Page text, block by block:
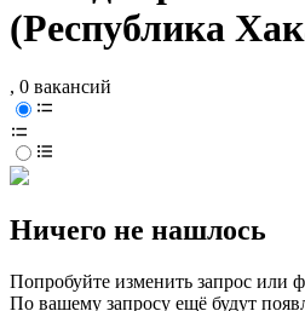
(Республика
, 0 вакансий
Ничего не нашлось
Попробуйте изменить запрос или
По вашему запросу ещё будут